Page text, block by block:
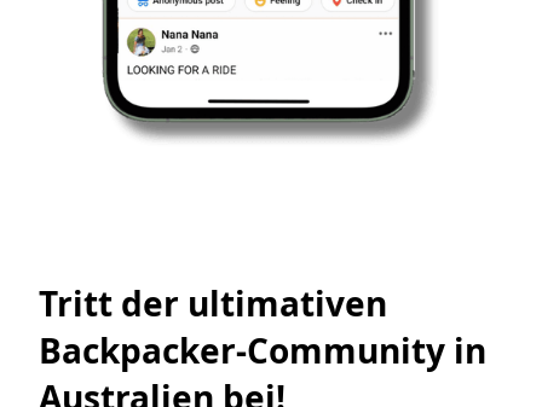
Tritt der ultimativen
Backpacker-Community in
Australien bei!